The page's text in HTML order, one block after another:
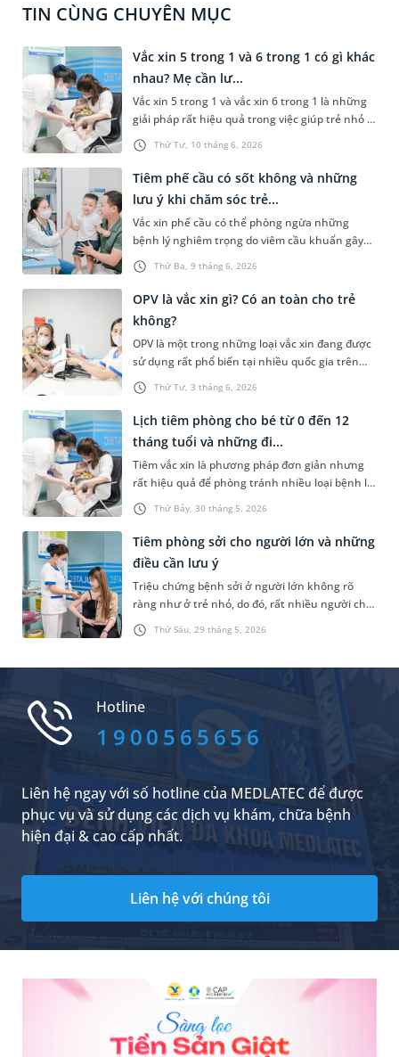
TIN CÙNG CHUYÊN MỤC
Thứ Tư, 10 tháng 6, 2026
Vắc xin 5 trong 1 và 6 trong 1 có gì khác
nhau? Mẹ cần lư...
Vắc xin 5 trong 1 và vắc xin 6 trong 1 là những
giải pháp rất hiệu quả trong việc giúp trẻ nhỏ -
đối tượng có hệ miễn dịch yếu, phòng tránh
được một số bệnh lý nghiêm trọng. Vậy vắc xin
5 trong 1 và 6 trong 1 có gì khác nhau? Bài viết
dưới đây sẽ giải thích giúp các bậc phụ huynh
hiểu rõ và phân biệt được 2 loại vắc xin này
cùng với một số lưu ý cần thiết sau tiêm.
Thứ Ba, 9 tháng 6, 2026
Tiêm phế cầu có sốt không và những
lưu ý khi chăm sóc trẻ...
Vắc xin phế cầu có thể phòng ngừa những
bệnh lý nghiêm trọng do viêm cầu khuẩn gây
ra. Tuy nhiên, nhiều người lo ngại về những tác
dụng phụ của loại vắc xin này, đặc biệt là hiện
tượng sốt sau tiêm. Vậy tiêm phế cầu có sốt
không và cần lưu ý những gì khi chăm sóc trẻ
sau tiêm?
Thứ Tư, 3 tháng 6, 2026
OPV là vắc xin gì? Có an toàn cho trẻ
không?
OPV là một trong những loại vắc xin đang được
sử dụng rất phổ biến tại nhiều quốc gia trên
thế giới với tác dụng giúp trẻ em phòng tránh
nguy cơ mắc bệnh bại liệt - một căn bệnh có
thể để lại rất nhiều biến chứng nghiêm trọng.
Mời các bậc phụ huynh cùng tham khảo bài
viết sau để hiểu rõ OPV là vắc xin gì và có đảm
bảo an toàn với trẻ nhỏ hay không?
Thứ Bảy, 30 tháng 5, 2026
Lịch tiêm phòng cho bé từ 0 đến 12
tháng tuổi và những đi...
Tiêm vắc xin là phương pháp đơn giản nhưng
rất hiệu quả để phòng tránh nhiều loại bệnh lý
nghiêm trọng. Với trẻ nhỏ, việc tiêm phòng lại
càng quan trọng vì đây là đối tượng có hệ miễn
dịch kém. Dưới đây là thông tin chi tiết về lịch
tiêm phòng cho bé từ 0 đến 12 tháng tuổi và
những lưu ý dành cho các bậc phụ huynh.
Thứ Sáu, 29 tháng 5, 2026
Tiêm phòng sởi cho người lớn và những
điều cần lưu ý
Triệu chứng bệnh sởi ở người lớn không rõ
ràng như ở trẻ nhỏ, do đó, rất nhiều người chủ
quan với căn bệnh này và không nghĩ mình
mắc bệnh. Tuy nhiên, người lớn hay trẻ nhỏ
phòng bệnh. Bài viết dưới đây là những thông
những lưu ý bạn không nên bỏ qua.
Hotline
1900565656
Liên hệ ngay với số hotline của MEDLATEC để được
phục vụ và sử dụng các dịch vụ khám, chữa bệnh
hiện đại & cao cấp nhất.
Liên hệ với chúng tôi